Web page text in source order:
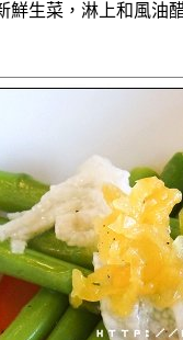
鮮生菜，淋上和風油